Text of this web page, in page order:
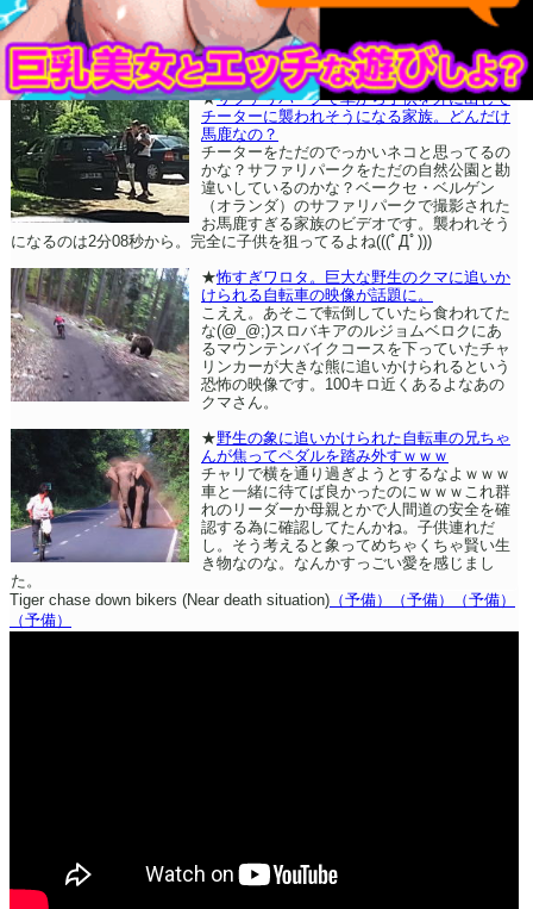
★サファリパークで車から子供を外に出して
チーターに襲われそうになる家族。どんだけ
馬鹿なの？
チーターをただのでっかいネコと思ってるの
かな？サファリパークをただの自然公園と勘
違いしているのかな？ベークセ・ベルゲン
（オランダ）のサファリパークで撮影された
お馬鹿すぎる家族のビデオです。襲われそう
になるのは2分08秒から。完全に子供を狙ってるよね(((ﾟДﾟ)))
★怖すぎワロタ。巨大な野生のクマに追いか
けられる自転車の映像が話題に。
こええ。あそこで転倒していたら食われてた
な(@_@;)スロバキアのルジョムベロクにあ
るマウンテンバイクコースを下っていたチャ
リンカーが大きな熊に追いかけられるという
恐怖の映像です。100キロ近くあるよなあの
クマさん。
★野生の象に追いかけられた自転車の兄ちゃ
んが焦ってペダルを踏み外すｗｗｗ
チャリで横を通り過ぎようとするなよｗｗｗ
車と一緒に待てば良かったのにｗｗｗこれ群
れのリーダーか母親とかで人間道の安全を確
認する為に確認してたんかね。子供連れだ
し。そう考えると象ってめちゃくちゃ賢い生
き物なのな。なんかすっごい愛を感じまし
た。
Tiger chase down bikers (Near death situation) （予備） （予備）
（予備）
（予備）